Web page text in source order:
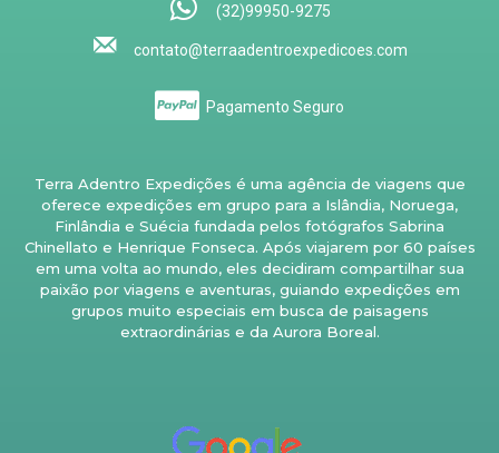
(32)99950-9275
contato@terraadentroexpedicoes.com
Pagamento Seguro
Terra Adentro Expedições é uma agência de viagens que
oferece expedições em grupo para a Islândia, Noruega,
Finlândia e Suécia fundada pelos fotógrafos Sabrina
Chinellato e Henrique Fonseca. Após viajarem por 60 países
em uma volta ao mundo, eles decidiram compartilhar sua
paixão por viagens e aventuras, guiando expedições em
grupos muito especiais em busca de paisagens
extraordinárias e da Aurora Boreal.